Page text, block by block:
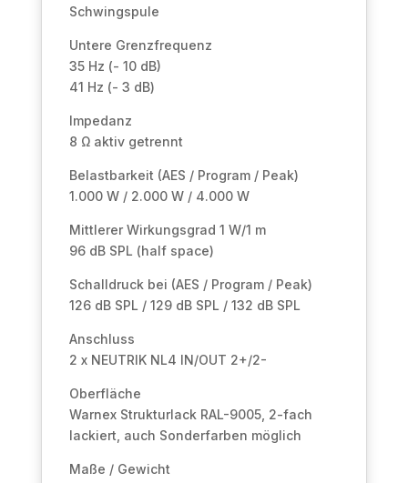
Schwingspule
Untere Grenzfrequenz
35 Hz (- 10 dB)
41 Hz (- 3 dB)
Impedanz
8 Ω aktiv getrennt
Belastbarkeit (AES / Program / Peak)
1.000 W / 2.000 W / 4.000 W
Mittlerer Wirkungsgrad 1 W/1 m
96 dB SPL (half space)
Schalldruck bei (AES / Program / Peak)
126 dB SPL / 129 dB SPL / 132 dB SPL
Anschluss
2 x NEUTRIK NL4 IN/OUT 2+/2-
Oberfläche
Warnex Strukturlack RAL-9005, 2-fach
lackiert, auch Sonderfarben möglich
Maße / Gewicht